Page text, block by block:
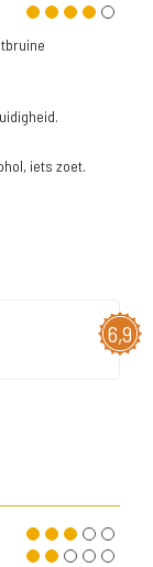
iets zoet.
6,9